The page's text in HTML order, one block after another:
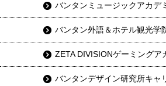
バンタンミュージックアカデ
バンタン外語＆ホテル観光学
ZETA DIVISIONゲーミングア
バンタンデザイン研究所キャ